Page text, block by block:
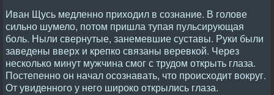
Иван Щусь медленно приходил в сознание. В голове
сильно шумело, потом пришла тупая пульсирующая
боль. Ныли свернутые, занемевшие суставы. Руки были
заведены вверх и крепко связаны веревкой. Через
несколько минут мужчина смог с трудом открыть глаза.
Постепенно он начал осознавать, что происходит вокруг.
От увиденного у него широко открылись глаза.